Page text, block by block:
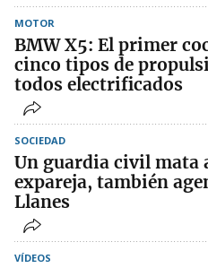
MOTOR
BMW X5: El primer
cinco tipos de
todos electrificados
SOCIEDAD
Un guardia civil mata
expareja, también
Llanes
VÍDEOS